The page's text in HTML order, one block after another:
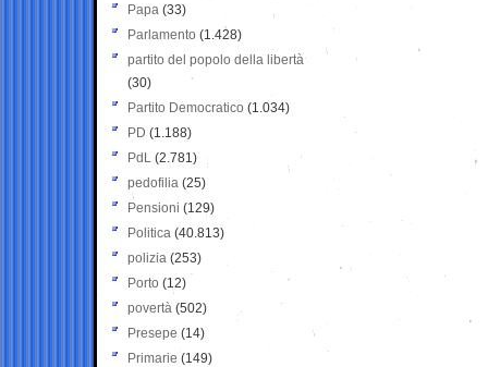
Papa (33)
Parlamento (1.428)
partito del popolo della libertà
(30)
Partito Democratico (1.034)
PD (1.188)
PdL (2.781)
pedofilia (25)
Pensioni (129)
Politica (40.813)
polizia (253)
Porto (12)
povertà (502)
Presepe (14)
Primarie (149)